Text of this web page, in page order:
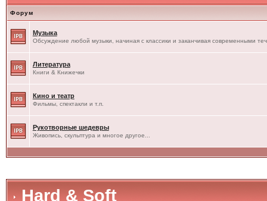
Форум
Музыка
Обсуждение любой музыки, начиная с классики и заканчивая современными
Литература
Книги & Книжечки
Кино и театр
Фильмы, спектакли и т.п.
Рукотворные шедевры
Живопись, скульптура и многое другое...
Hard & Soft